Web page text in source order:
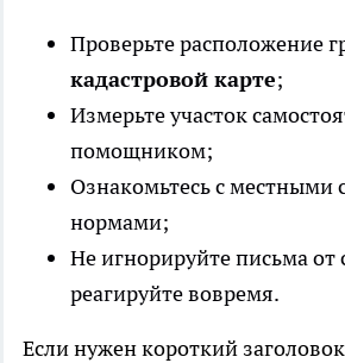
Проверьте расположение
кадастровой карте;
Измерьте участок
помощником;
Ознакомьтесь с местными
нормами;
Не игнорируйте письма от
реагируйте вовремя.
Если нужен короткий